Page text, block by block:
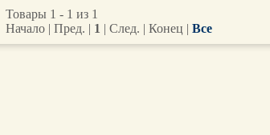
Товары 1 - 1 из 1
Начало | Пред. | 1 | След. | Конец | Все